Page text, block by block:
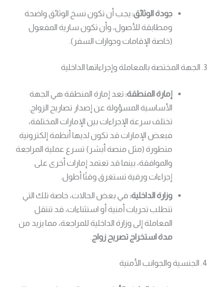
جودة الوثائق: يجب أن تكون نسخ الوثائق واضحة
ومطابقة للأصول، وأن تكون سارية المفعول
(خاصة الإقامات وجوازات السفر).
3. الجهة المختصة بالمعاملة وإجراءاتها الداخلية
إمارة المنطقة: تعد إمارة المنطقة هي الجهة
الأساسية المسؤولة عن إصدار تصاريح الزواج.
تختلف سرعة الإجراءات بين الإمارات المختلفة،
فبعض الإمارات قد تكون لديها أنظمة إلكترونية
متطورة (مثل منصة أبشر) تسرع عملية المراجعة
والموافقة، بينما قد تعتمد إمارات أخرى على
إجراءات ورقية تستغرق وقتًا أطول.
وزارة الداخلية: في بعض الحالات، خاصة تلك التي
تتطلب تحريات أمنية أو استثناءات، قد تنتقل
المعاملة إلى وزارة الداخلية للمراجعة، مما يزيد من
مدة استخراج تصريح زواج
4. الجنسية والجوانب الأمنية